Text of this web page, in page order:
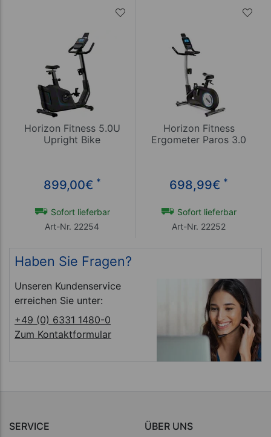
Horizon Fitness 5.0U
Upright Bike
899,00€ *
Sofort lieferbar
Art-Nr. 22254
Horizon Fitness
Ergometer Paros 3.0
698,99€ *
Sofort lieferbar
Art-Nr. 22252
Haben Sie Fragen?
Unseren Kundenservice
erreichen Sie unter:
+49 (0) 6331 1480-0
Zum Kontaktformular
SERVICE
ÜBER UNS